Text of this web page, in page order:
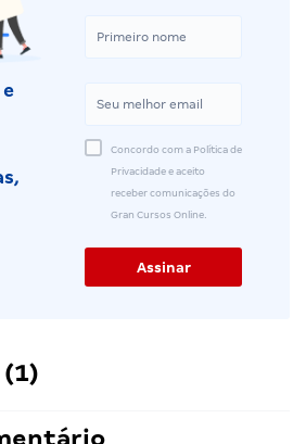
Concordo com a Política de
Privacidade e aceito
receber comunicações do
Gran Cursos Online.